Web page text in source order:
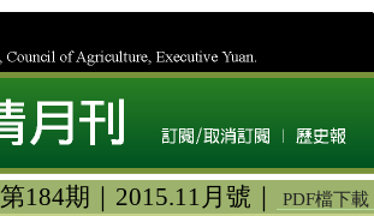
第184期｜2015.11月號｜ PDF檔下載